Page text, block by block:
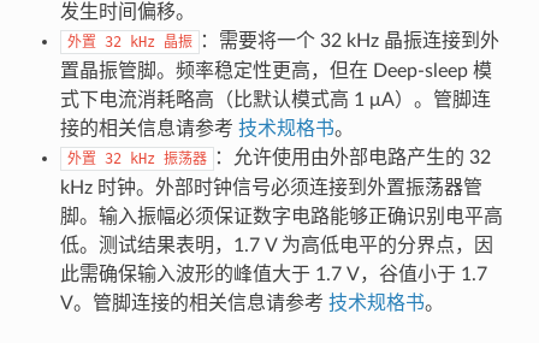
发生时间偏移。
外置 32 kHz 晶振
：需要将一个 32 kHz 晶振连接到外
置晶振管脚。频率稳定性更高，但在 Deep-sleep 模
式下电流消耗略高（比默认模式高 1 μA）。管脚连
接的相关信息请参考 技术规格书。
外置 32 kHz 振荡器
：允许使用由外部电路产生的 32
kHz 时钟。外部时钟信号必须连接到外置振荡器管
脚。输入振幅必须保证数字电路能够正确识别电平高
低。测试结果表明，1.7 V 为高低电平的分界点，因
此需确保输入波形的峰值大于 1.7 V，谷值小于 1.7
V。管脚连接的相关信息请参考 技术规格书。